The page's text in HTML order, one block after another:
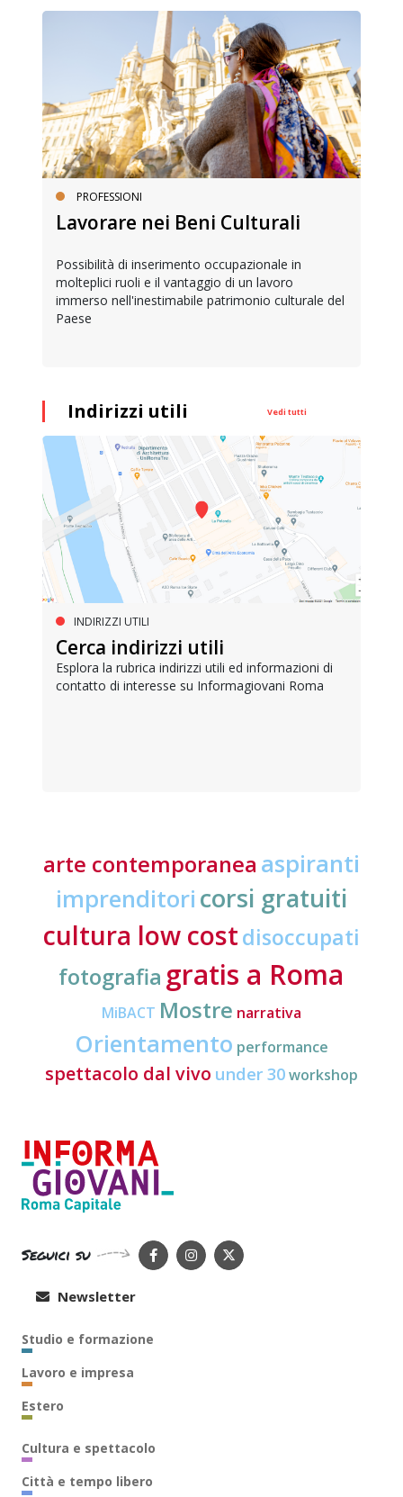
PROFESSIONI
Lavorare nei Beni Culturali
Possibilità di inserimento occupazionale in
molteplici ruoli e il vantaggio di un lavoro
immerso nell'inestimabile patrimonio culturale del
Paese
Indirizzi utili Vedi tutti
INDIRIZZI UTILI
Cerca indirizzi utili
Esplora la rubrica indirizzi utili ed informazioni di
contatto di interesse su Informagiovani Roma
arte contemporanea aspiranti
imprenditori corsi gratuiti
cultura low costdisoccupati
fotografia gratis a Roma
MiBACT Mostre narrativa
Orientamento performance
spettacolo dal vivo under 30workshop
Seguici su
Newsletter
Studio e formazione
Lavoro e impresa
Estero
Cultura e spettacolo
Città e tempo libero